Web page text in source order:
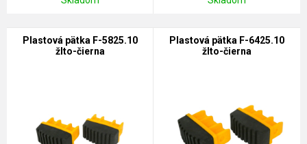
Plastová pätka F-5825.10
žlto-čierna
Plastová pätka F-6425.10
žlto-čierna